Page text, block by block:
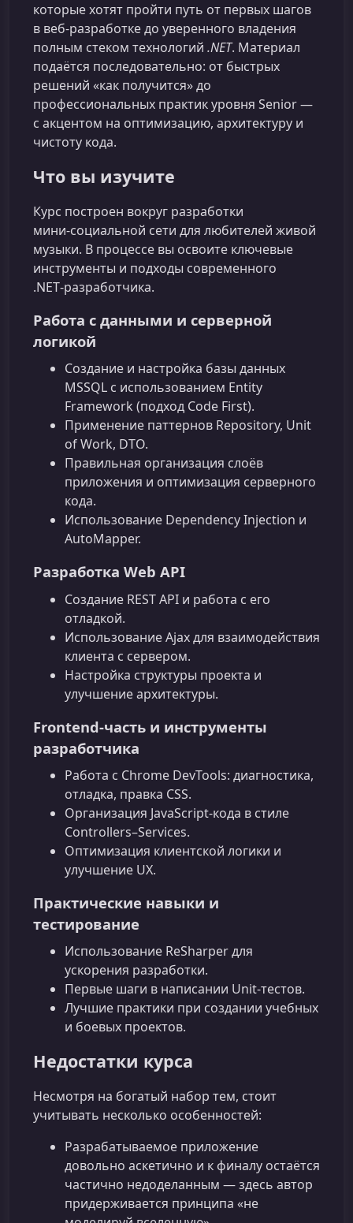
которые хотят пройти путь от первых шагов
в веб‑разработке до уверенного владения
полным стеком технологий .NET. Материал
подаётся последовательно: от быстрых
решений «как получится» до
профессиональных практик уровня Senior —
с акцентом на оптимизацию, архитектуру и
чистоту кода.
Что вы изучите
Курс построен вокруг разработки
мини‑социальной сети для любителей живой
музыки. В процессе вы освоите ключевые
инструменты и подходы современного
.NET‑разработчика.
Работа с данными и серверной
логикой
Создание и настройка базы данных
MSSQL с использованием Entity
Framework (подход Code First).
Применение паттернов Repository, Unit
of Work, DTO.
Правильная организация слоёв
приложения и оптимизация серверного
кода.
Использование Dependency Injection и
AutoMapper.
Разработка Web API
Создание REST API и работа с его
отладкой.
Использование Ajax для взаимодействия
клиента с сервером.
Настройка структуры проекта и
улучшение архитектуры.
Frontend‑часть и инструменты
разработчика
Работа с Chrome DevTools: диагностика,
отладка, правка CSS.
Организация JavaScript‑кода в стиле
Controllers–Services.
Оптимизация клиентской логики и
улучшение UX.
Практические навыки и
тестирование
Использование ReSharper для
ускорения разработки.
Первые шаги в написании Unit‑тестов.
Лучшие практики при создании учебных
и боевых проектов.
Недостатки курса
Несмотря на богатый набор тем, стоит
учитывать несколько особенностей:
Разрабатываемое приложение
довольно аскетично и к финалу остаётся
частично недоделанным — здесь автор
придерживается принципа «не